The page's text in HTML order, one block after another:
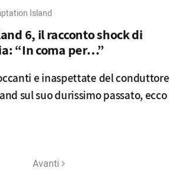
Island
6, il racconto shock di
“In coma per…”
e inaspettate del conduttore
sul suo durissimo passato, ecco
Avanti